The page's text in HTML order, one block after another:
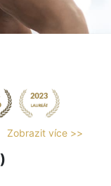
Zobrazit více >>